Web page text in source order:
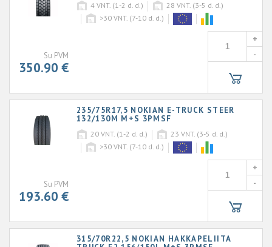
4 VNT. (1-2 d. d.) 28 VNT. (3-5 d. d.)
>30 VNT. (7-10 d. d.)
Su PVM
350.90 €
+
-
235/75R17,5 NOKIAN E-TRUCK STEER
132/130M M+S 3PMSF
20 VNT. (1-2 d. d.) 23 VNT. (3-5 d. d.)
>30 VNT. (7-10 d. d.)
Su PVM
193.60 €
+
-
315/70R22,5 NOKIAN HAKKAPELIITA